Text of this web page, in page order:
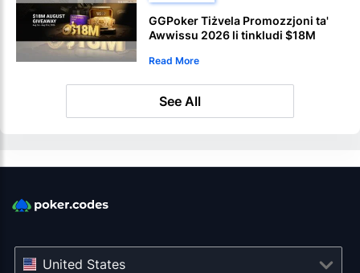
GGPoker Tiżvela Promozzjoni ta'
Awwissu 2026 li tinkludi $18M
Read More
See All
United States